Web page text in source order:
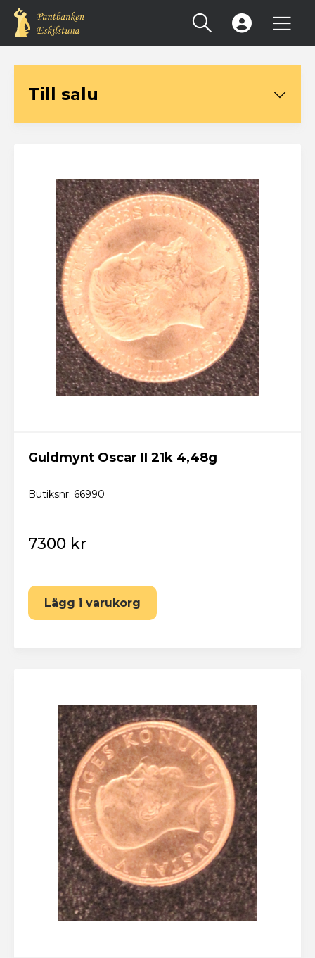
Jag accepterarEskilstuna Pantbanks
allmänna villkoroch hantering av
personuppgifter
Registrera konto
Till salu
Guldmynt Oscar II 21k 4,48g
Butiksnr: 66990
7300 kr
Lägg i varukorg